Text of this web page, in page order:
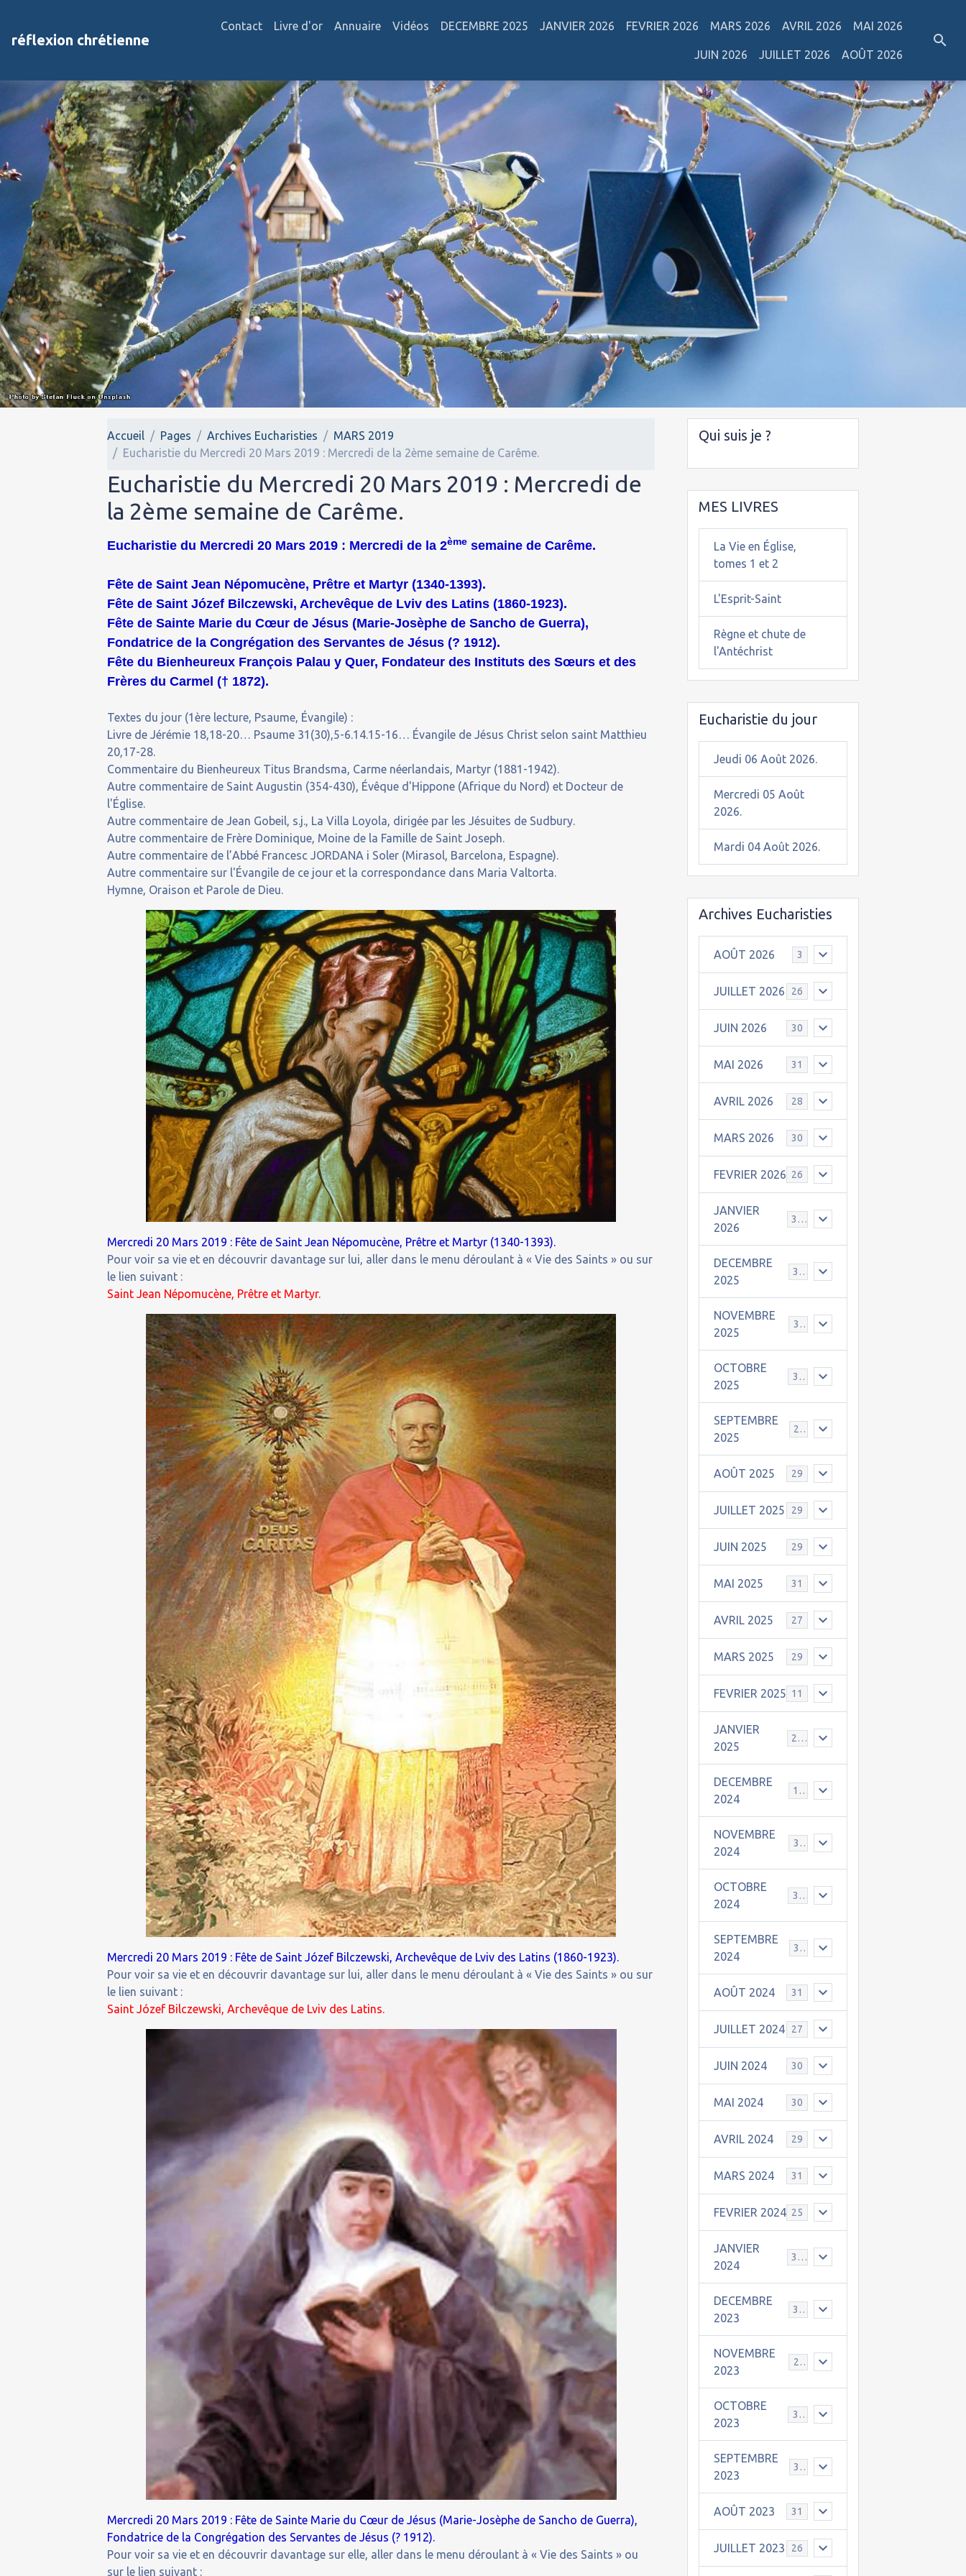
réflexion chrétienne
Contact Livre d'or Annuaire Vidéos DECEMBRE 2025 JANVIER 2026 FEVRIER 2026 MARS 2026 AVRIL 2026 MAI 2026
JUIN 2026 JUILLET 2026 AOÛT 2026
Accueil Pages Archives Eucharisties
MARS 2019
Eucharistie du Mercredi 20 Mars 2019 : Mercredi de la 2ème semaine de Carême.
Eucharistie du Mercredi 20 Mars 2019 : Mercredi de
la 2ème semaine de Carême.
Eucharistie du Mercredi 20 Mars 2019 : Mercredi de la 2ème semaine de Carême.
Fête de Saint Jean Népomucène, Prêtre et Martyr (1340-1393).
Fête de Saint Józef Bilczewski, Archevêque de Lviv des Latins (1860-1923).
Fête de Sainte Marie du Cœur de Jésus (Marie-Josèphe de Sancho de Guerra),
Fondatrice de la Congrégation des Servantes de Jésus (? 1912).
Fête du Bienheureux François Palau y Quer, Fondateur des Instituts des Sœurs et des
Frères du Carmel († 1872).
Textes du jour (1ère lecture, Psaume, Évangile) :
Livre de Jérémie 18,18-20… Psaume 31(30),5-6.14.15-16… Évangile de Jésus Christ selon saint Matthieu
20,17-28.
Commentaire du Bienheureux Titus Brandsma, Carme néerlandais, Martyr (1881-1942).
Autre commentaire de Saint Augustin (354-430), Évêque d'Hippone (Afrique du Nord) et Docteur de
l'Église.
Autre commentaire de Jean Gobeil, s.j., La Villa Loyola, dirigée par les Jésuites de Sudbury.
Autre commentaire de Frère Dominique, Moine de la Famille de Saint Joseph.
Autre commentaire de l’Abbé Francesc JORDANA i Soler (Mirasol, Barcelona, Espagne).
Autre commentaire sur l'Évangile de ce jour et la correspondance dans Maria Valtorta.
Hymne, Oraison et Parole de Dieu.
Mercredi 20 Mars 2019 : Fête de Saint Jean Népomucène, Prêtre et Martyr (1340-1393).
Pour voir sa vie et en découvrir davantage sur lui, aller dans le menu déroulant à « Vie des Saints » ou sur
le lien suivant :
Saint Jean Népomucène, Prêtre et Martyr.
Mercredi 20 Mars 2019 : Fête de Saint Józef Bilczewski, Archevêque de Lviv des Latins (1860-1923).
Pour voir sa vie et en découvrir davantage sur lui, aller dans le menu déroulant à « Vie des Saints » ou sur
le lien suivant :
Saint Józef Bilczewski, Archevêque de Lviv des Latins.
Mercredi 20 Mars 2019 : Fête de Sainte Marie du Cœur de Jésus (Marie-Josèphe de Sancho de Guerra),
Fondatrice de la Congrégation des Servantes de Jésus (? 1912).
Pour voir sa vie et en découvrir davantage sur elle, aller dans le menu déroulant à « Vie des Saints » ou
sur le lien suivant :
Qui suis je ?
MES LIVRES
La Vie en Église,
tomes 1 et 2
L'Esprit-Saint
Règne et chute de
l'Antéchrist
Eucharistie du jour
Jeudi 06 Août 2026.
Mercredi 05 Août
2026.
Mardi 04 Août 2026.
Archives Eucharisties
AOÛT 2026 3
JUILLET 2026 26
JUIN 2026 30
MAI 2026 31
AVRIL 2026 28
MARS 2026 30
FEVRIER 2026 26
JANVIER
2026
31
DECEMBRE
2025
30
NOVEMBRE
2025
30
OCTOBRE
2025
31
SEPTEMBRE
2025
25
AOÛT 2025 29
JUILLET 2025 29
JUIN 2025 29
MAI 2025 31
AVRIL 2025 27
MARS 2025 29
FEVRIER 2025 11
JANVIER
2025
25
DECEMBRE
2024
19
NOVEMBRE
2024
30
OCTOBRE
2024
31
SEPTEMBRE
2024
30
AOÛT 2024 31
JUILLET 2024 27
JUIN 2024 30
MAI 2024 30
AVRIL 2024 29
MARS 2024 31
FEVRIER 2024 25
JANVIER
2024
30
DECEMBRE
2023
31
NOVEMBRE
2023
24
OCTOBRE
2023
31
SEPTEMBRE
2023
30
AOÛT 2023 31
JUILLET 2023 26